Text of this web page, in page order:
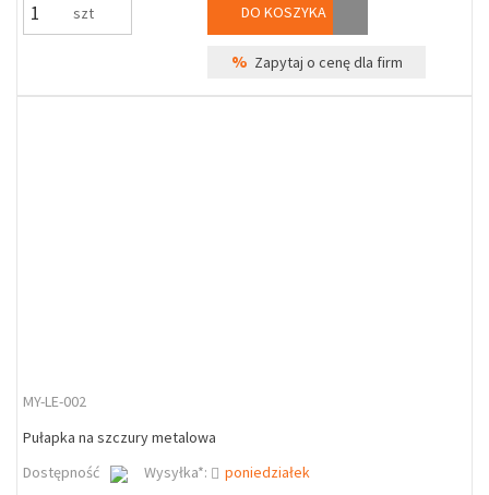
szt DO KOSZYKA
% Zapytaj o cenę dla firm
MY-LE-002
Pułapka na szczury metalowa
Dostępność
Wysyłka*: poniedziałek